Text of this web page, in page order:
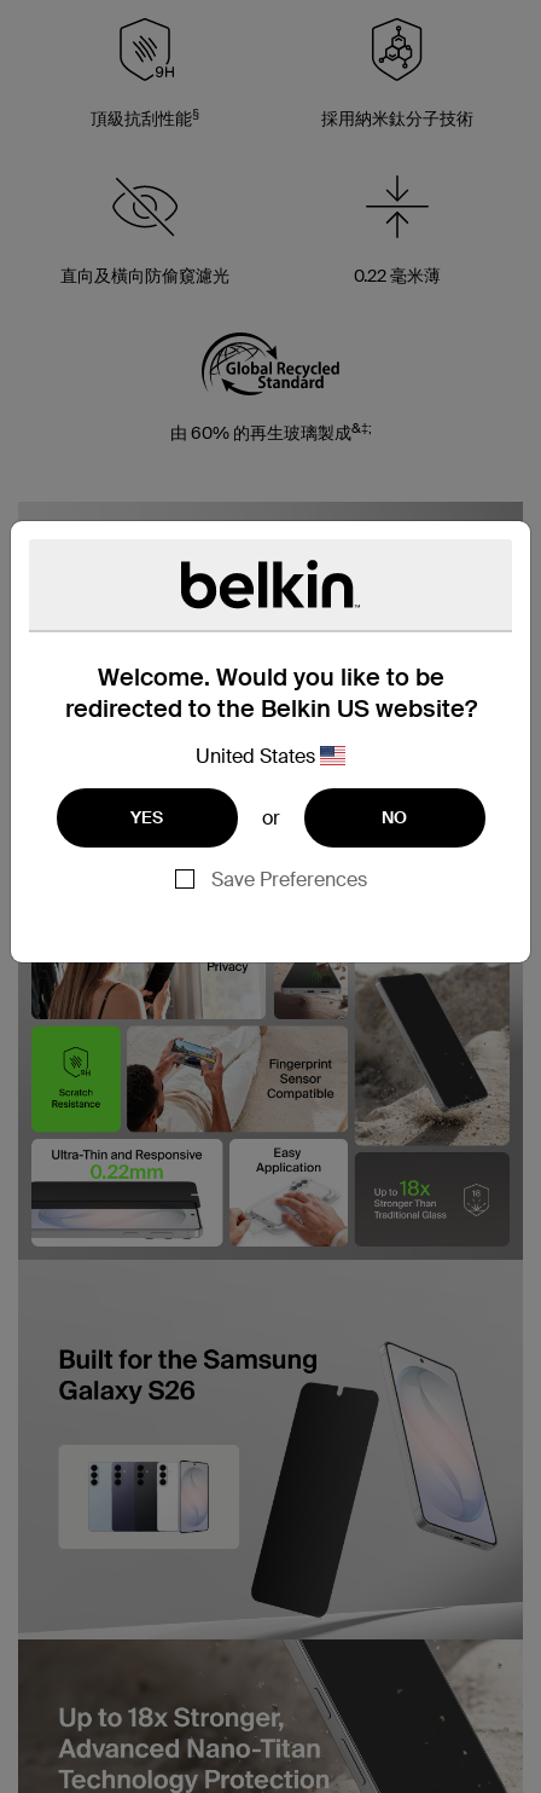
Welcome. Would you like to be
redirected to the Belkin US website?
United States
YES or NO
Save Preferences
頂級抗刮性能§ 採用納米鈦分子技術
直向及橫向防偷窺濾光 0.22 毫米薄
由 60% 的再生玻璃製成&‡;